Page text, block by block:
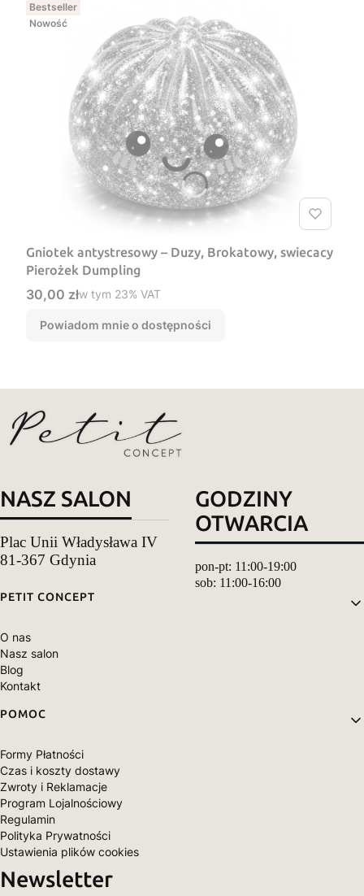
Bestseller
Nowość
Gniotek antystresowy – Duzy, Brokatowy, swiecacy
Pierożek Dumpling
Cena brutto
30,00 złw tym %s VAT
w tym 23% VAT
Powiadom mnie o dostępności
NASZ SALON
Plac Unii Władysława IV
81-367 Gdynia
GODZINY
OTWARCIA
pon-pt: 11:00-19:00
sob: 11:00-16:00
Linki w stopce
PETIT CONCEPT
O nas
Nasz salon
Blog
Kontakt
POMOC
Formy Płatności
Czas i koszty dostawy
Zwroty i Reklamacje
Program Lojalnościowy
Regulamin
Polityka Prywatności
Ustawienia plików cookies
Newsletter